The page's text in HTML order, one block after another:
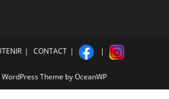
CONTACT
Theme by OceanWP